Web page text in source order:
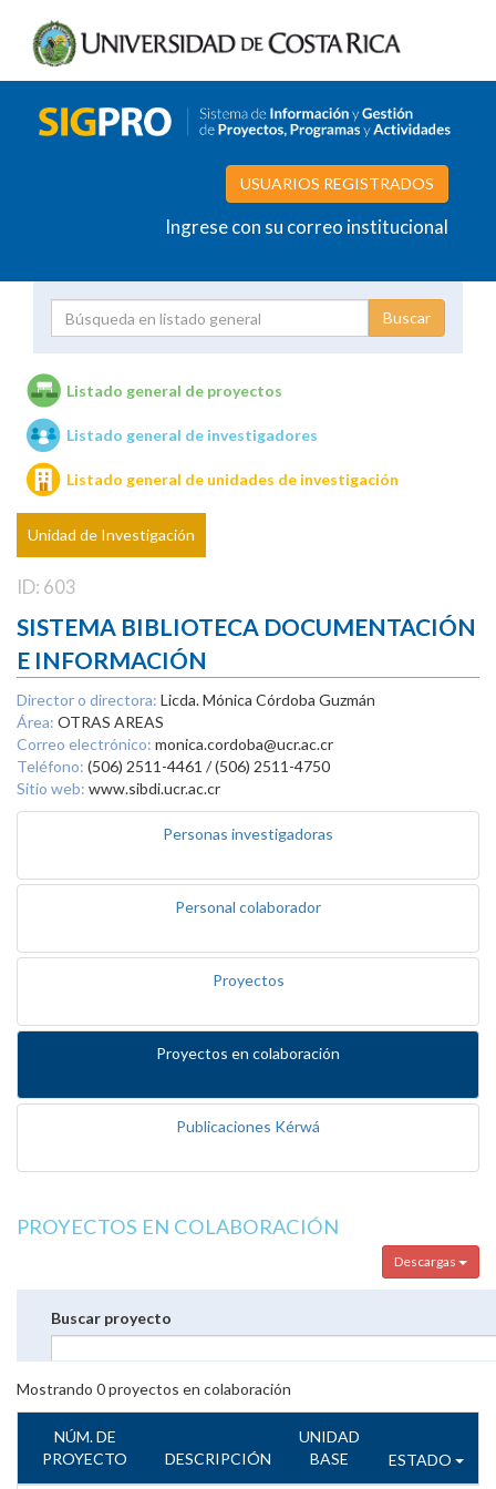
USUARIOS REGISTRADOS
Ingrese con su correo institucional
Unidades de investigación
Listado general de proyectos
Listado general de investigadores
Listado general de unidades de investigación
Unidad de Investigación
ID: 603
SISTEMA BIBLIOTECA DOCUMENTACIÓN
E INFORMACIÓN
Director o directora: Licda. Mónica Córdoba Guzmán
Área: OTRAS AREAS
Correo electrónico: monica.cordoba@ucr.ac.cr
Teléfono: (506) 2511-4461 / (506) 2511-4750
Sitio web: www.sibdi.ucr.ac.cr
Personas investigadoras
Personal colaborador
Proyectos
Proyectos en colaboración
Publicaciones Kérwá
PROYECTOS EN COLABORACIÓN
Descargas
Buscar proyecto
Mostrando 0proyectos en colaboración
NÚM. DE
PROYECTO
DESCRIPCIÓN
UNIDAD
BASE
ESTADO